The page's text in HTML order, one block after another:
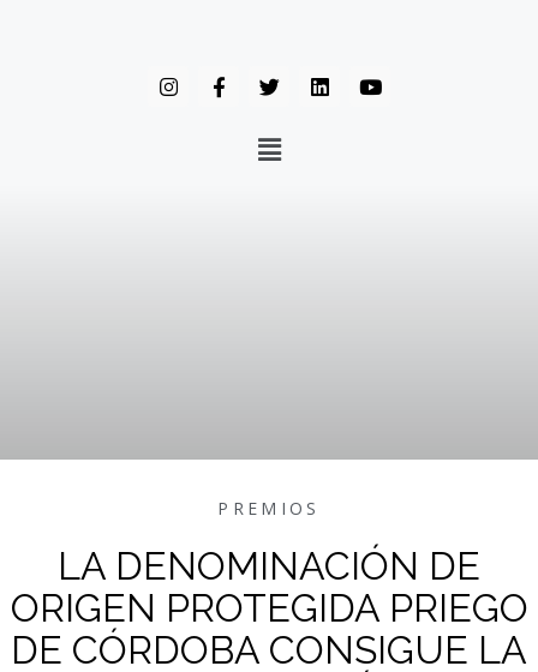
PREMIOS
LA DENOMINACIÓN DE
ORIGEN PROTEGIDA PRIEGO
DE CÓRDOBA CONSIGUE LA